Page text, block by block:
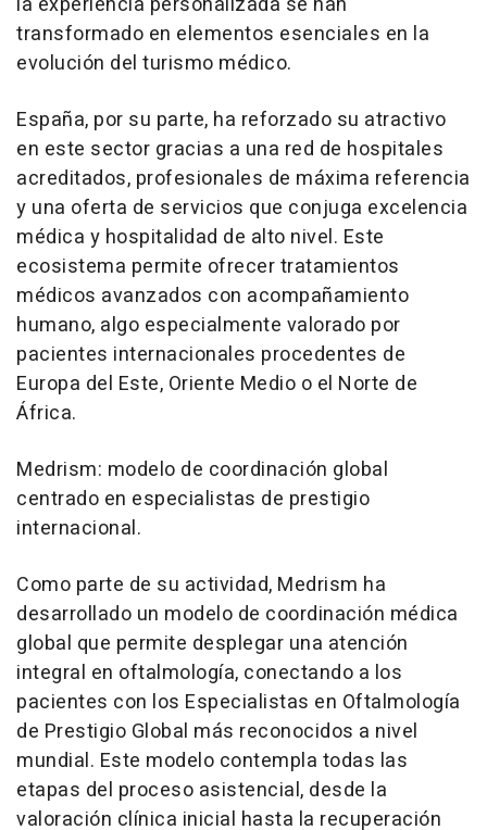
transformado en elementos esenciales en la
evolución del turismo médico.
España, por su parte, ha reforzado su atractivo
en este sector gracias a una red de hospitales
acreditados, profesionales de máxima referencia
y una oferta de servicios que conjuga excelencia
médica y hospitalidad de alto nivel. Este
ecosistema permite ofrecer tratamientos
médicos avanzados con acompañamiento
humano, algo especialmente valorado por
pacientes internacionales procedentes de
Europa del Este, Oriente Medio o el Norte de
África.
Medrism: modelo de coordinación global
centrado en especialistas de prestigio
internacional.
Como parte de su actividad, Medrism ha
desarrollado un modelo de coordinación médica
global que permite desplegar una atención
integral en oftalmología, conectando a los
pacientes con los Especialistas en Oftalmología
de Prestigio Global más reconocidos a nivel
mundial. Este modelo contempla todas las
etapas del proceso asistencial, desde la
valoración clínica inicial hasta la recuperación